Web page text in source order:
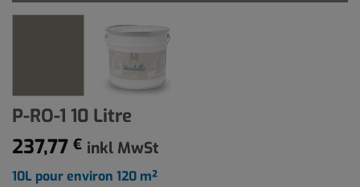
P-RO-1 10 Litre
237,77 € inkl MwSt
10L pour environ 120 m²